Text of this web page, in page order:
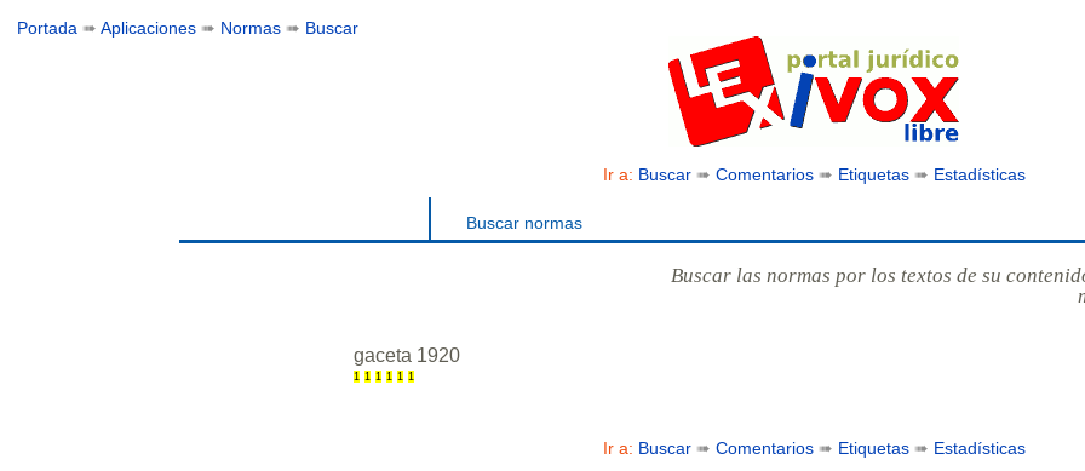
Portada ➠Aplicaciones ➠ Normas ➠ Buscar
Ir a: Buscar➠ Comentarios➠ Etiquetas➠ Estadísticas
Buscar normas
Buscar las normas por los textos de su
gaceta 1920
1 1 1 1 1 1
Ir a: Buscar➠ Comentarios➠ Etiquetas➠ Estadísticas